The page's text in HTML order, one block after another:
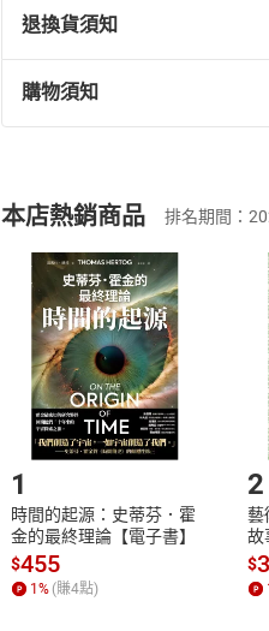
退換貨須知
退換貨規定：
(一)依消費者保護法第
(二)消費者訂購本店鋪
且已下載/存取電子書，不
退貨方式：您欲取消訂
貨」，本店鋪將依您的申
請注意，樂天市場須以整
購物須知
挑選商品
Choose
購書後，如何開始
Step1.選擇閱讀載
本店熱銷商品 排名期間：
1
時間的起源：史蒂芬．霍
金的最終理論【電子書】
$455
1 % (賺4點)
2
藝
故
場
何
書
$
1